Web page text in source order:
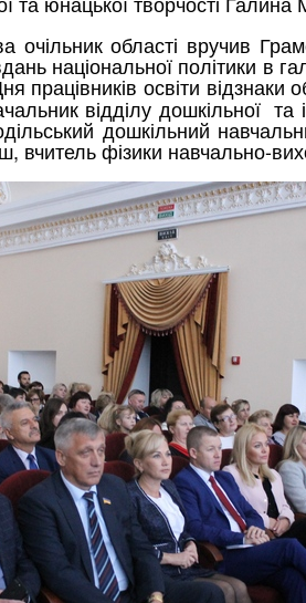
очільник області вручив
національної політики в
працівників освіти
відділу дошкільної
дошкільний
вчитель фізики навчально-